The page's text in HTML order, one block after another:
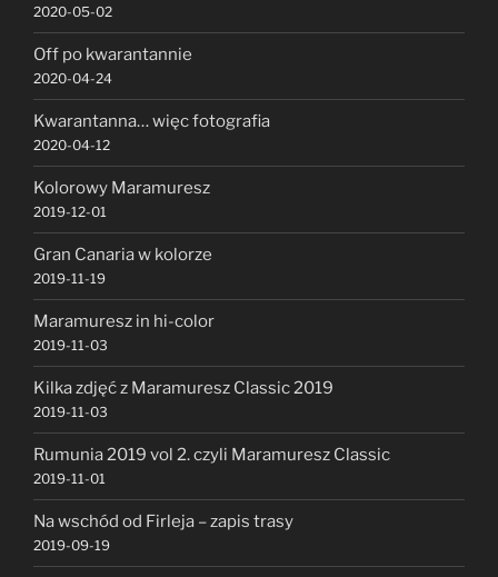
2020-05-02
Off po kwarantannie
2020-04-24
Kwarantanna… więc fotografia
2020-04-12
Kolorowy Maramuresz
2019-12-01
Gran Canaria w kolorze
2019-11-19
Maramuresz in hi-color
2019-11-03
Kilka zdjęć z Maramuresz Classic 2019
2019-11-03
Rumunia 2019 vol 2. czyli Maramuresz Classic
2019-11-01
Na wschód od Firleja – zapis trasy
2019-09-19